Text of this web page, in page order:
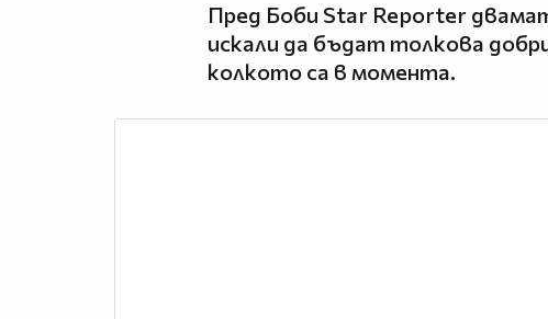
Пред Боби Star Reporter
искали да бъдат толкова
колкото са в момента.